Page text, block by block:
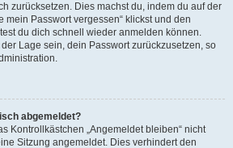
zurücksetzen. Dies machst du, indem du auf der
mein Passwort vergessen“ klickst und den
du dich schnell wieder anmelden können.
Lage sein, dein Passwort zurückzusetzen, so
abgemeldet?
Kontrollkästchen „Angemeldet bleiben“ nicht
Sitzung angemeldet. Dies verhindert den